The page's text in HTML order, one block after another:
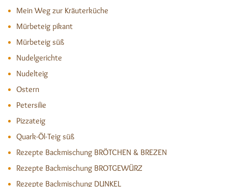
Mein Weg zur Kräuterküche
Mürbeteig pikant
Mürbeteig süß
Nudelgerichte
Nudelteig
Ostern
Petersilie
Pizzateig
Quark-Öl-Teig süß
Rezepte Backmischung BRÖTCHEN & BREZEN
Rezepte Backmischung BROTGEWÜRZ
Rezepte Backmischung DUNKEL